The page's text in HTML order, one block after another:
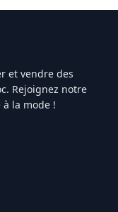
et vendre des
Rejoignez notre
la mode !